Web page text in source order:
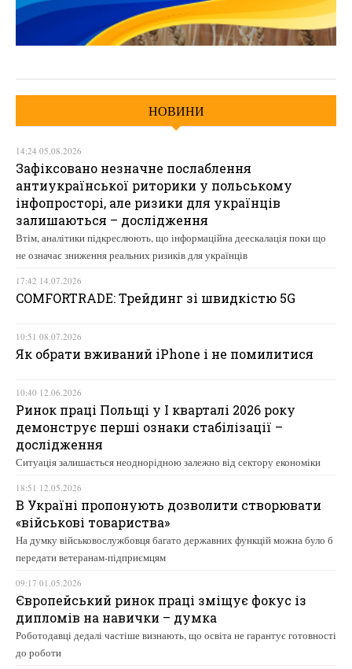
НОВИНИ
14:24 05.08.2026
Зафіксовано незначне послаблення
антиукраїнської риторики у польському
інфопросторі, але ризики для українців
залишаються – дослідження
Втім, аналітики підкреслюють, що інформаційна деескалація поки що
не означає зниження реальних ризиків для українців
17:42 14.07.2026
COMFORTRADE: Трейдинг зі швидкістю 5G
10:51 08.07.2026
Як обрати вживаний iPhone і не помилитися
10:40 12.06.2026
Ринок праці Польщі у І кварталі 2026 року
демонструє перші ознаки стабілізації –
дослідження
Ситуація залишається неоднорідною залежно від сектору економіки
18:51 12.05.2026
В Україні пропонують дозволити створювати
«військові товариства»
На думку військовослужбовця багато державних функцій можна було б
передати ветеранам-підприємцям
09:17 01.05.2026
Європейський ринок праці зміщує фокус із
дипломів на навички – думка
Роботодавці дедалі частіше визнають, що освіта не гарантує готовності
до роботи